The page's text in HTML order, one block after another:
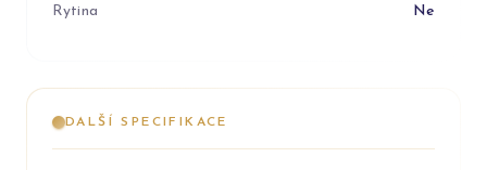
Rytina Ne
DALŠÍ SPECIFIKACE